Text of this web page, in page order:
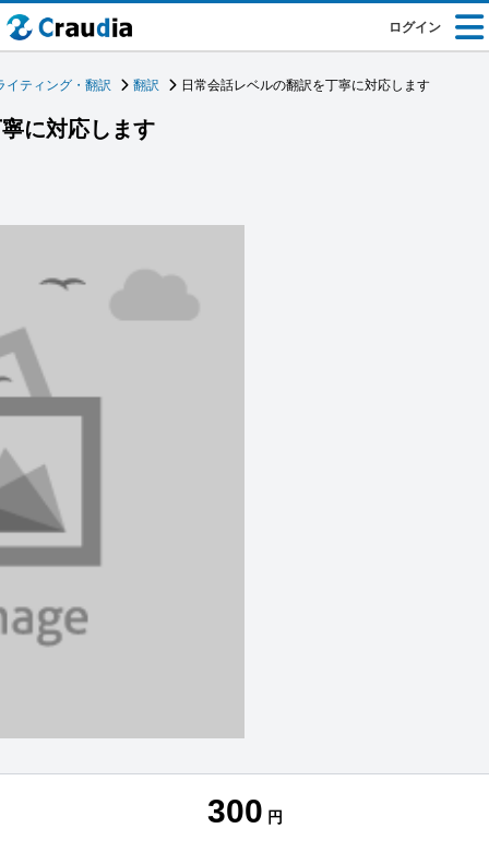
ログイン
イティング・翻訳 翻訳 日常会話レベルの翻訳を丁寧に対応します
に対応します
300 円